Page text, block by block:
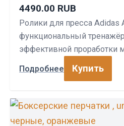
4490.00 RUB
Ролики для пресса Adidas
функциональный
эффективной
Подробнее Купить